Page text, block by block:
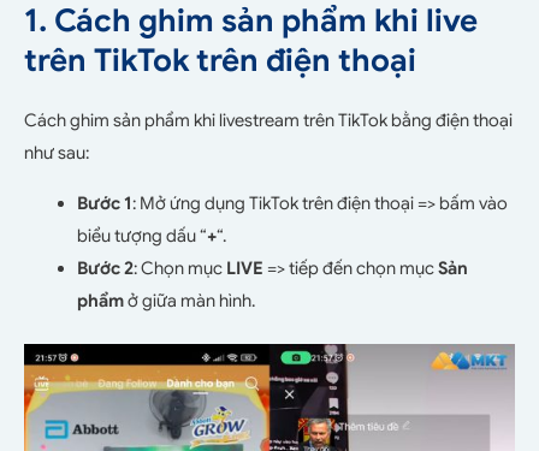
1. Cách ghim sản phẩm khi live
trên TikTok trên điện thoại
Cách ghim sản phẩm khi livestream trên TikTok bằng điện thoại
như sau:
Bước 1: Mở ứng dụng TikTok trên điện thoại => bấm vào
biểu tượng dấu “+“.
Bước 2: Chọn mục LIVE => tiếp đến chọn mụcSản
phẩmở giữa màn hình.